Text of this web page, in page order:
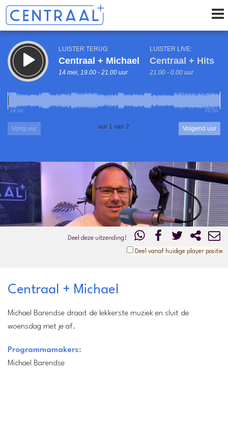
LUISTER TERUG:
Centraal + Michael
14 mei, 19.00 - 21.00 uur
LUISTER LIVE:
Centraal + Hits
21.00 - 0.00 uur
19.00 20.00
Vorig uur uur 1 van 2 Volgend uur
Deel deze uitzending!
Deel vanaf huidige player positie
Centraal + Michael
Michael Barendse draait de lekkerste muziek en sluit de
woensdag met je af.
Programmamakers:
Michael Barendse